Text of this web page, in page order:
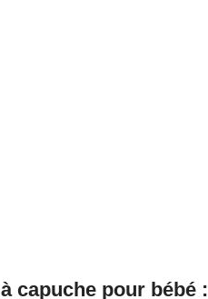
capuche pour bébé :